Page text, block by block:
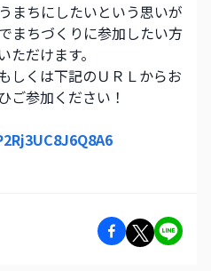
まちにしたいという思いが
まちづくりに参加したい方
だけます。
しくは下記のＵＲＬからお
ご参加ください！